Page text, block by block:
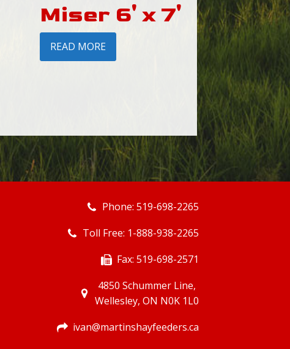
Miser 6' x 7'
READ MORE
Phone: 519-698-2265
Toll Free: 1-888-938-2265
Fax: 519-698-2571
4850 Schummer Line,
Wellesley, ON N0K 1L0
ivan@martinshayfeeders.ca